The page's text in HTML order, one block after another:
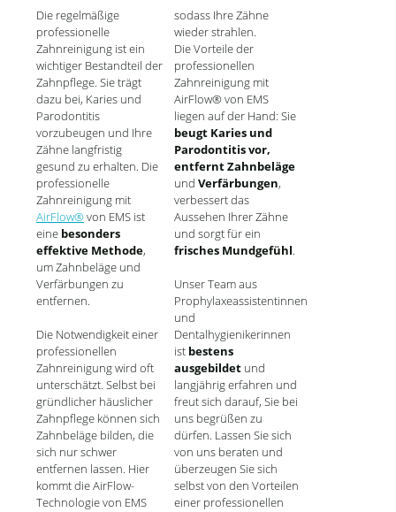
Die regelmäßige
professionelle
Zahnreinigung ist ein
wichtiger Bestandteil der
Zahnpflege. Sie trägt
dazu bei, Karies und
Parodontitis
vorzubeugen und Ihre
Zähne langfristig
gesund zu erhalten. Die
professionelle
Zahnreinigung mit
AirFlow®von EMS ist
eine besonders
effektive Methode,
um Zahnbeläge und
Verfärbungen zu
entfernen.
Die Notwendigkeit einer
professionellen
Zahnreinigung wird oft
unterschätzt. Selbst bei
gründlicher häuslicher
Zahnpflege können sich
Zahnbeläge bilden, die
sich nur schwer
entfernen lassen. Hier
kommt die AirFlow-
Technologie von EMS
sodass Ihre Zähne
wieder strahlen.
Die Vorteile der
professionellen
Zahnreinigung mit
AirFlow® von EMS
liegen auf der Hand: Sie
beugt Karies und
Parodontitis vor,
entfernt Zahnbeläge
und Verfärbungen,
verbessert das
Aussehen Ihrer Zähne
und sorgt für ein
frisches Mundgefühl.
Unser Team aus
Prophylaxeassistentinnen
und
Dentalhygienikerinnen
ist bestens
ausgebildet und
langjährig erfahren und
freut sich darauf, Sie bei
uns begrüßen zu
dürfen. Lassen Sie sich
von uns beraten und
überzeugen Sie sich
selbst von den Vorteilen
einer professionellen